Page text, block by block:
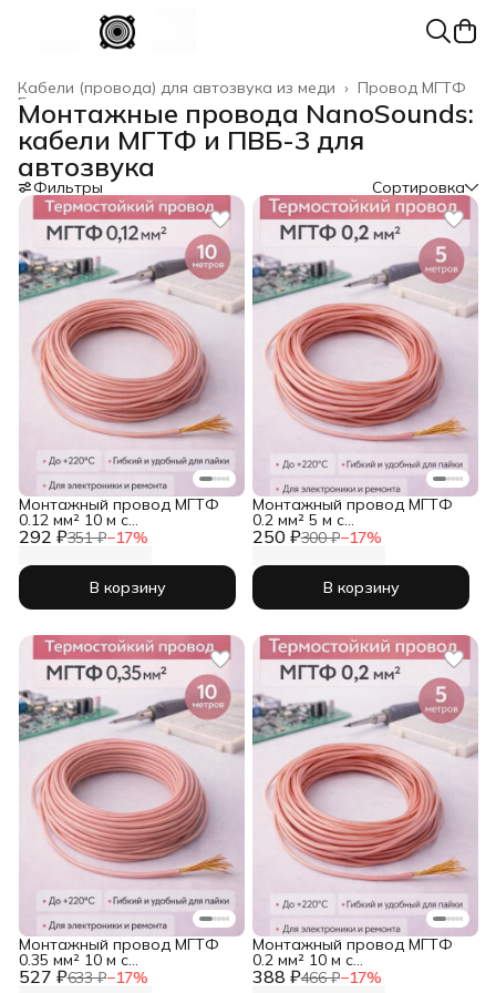
Провод МГТФ
Кабели (провода) для автозвука из меди ›
Главная
Монтажные провода NanoSounds:
кабели МГТФ и ПВБ-3 для
автозвука
Фильтры Сортировка
292 ₽351 ₽−17%
Монтажный провод МГТФ
0.12 мм² 10 м с
фторопластовой изоляцией
В корзину
250 ₽300 ₽−17%
Монтажный провод МГТФ
0.2 мм² 5 м с
фторопластовой изоляцией
В корзину
527 ₽633 ₽−17%
Монтажный провод МГТФ
0.35 мм² 10 м с
фторопластовой изоляцией 388 ₽466 ₽−17%
Монтажный провод МГТФ
0.2 мм² 10 м с
фторопластовой изоляцией